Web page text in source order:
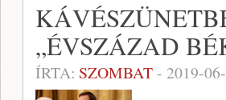
„ÉVSZÁZAD
ÍRTA: SZOMBAT- 2019-